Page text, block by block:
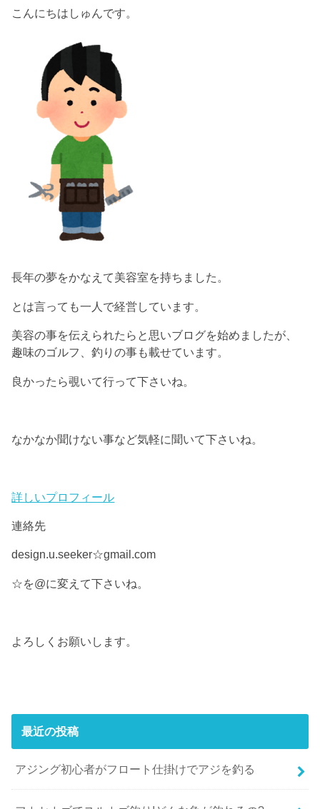
こんにちはしゅんです。
長年の夢をかなえて美容室を持ちました。
とは言っても一人で経営しています。
美容の事を伝えられたらと思いブログを始めましたが、
趣味のゴルフ、釣りの事も載せています。
良かったら覗いて行って下さいね。
なかなか聞けない事など気軽に聞いて下さいね。
詳しいプロフィール
連絡先
design.u.seeker☆gmail.com
☆を@に変えて下さいね。
よろしくお願いします。
最近の投稿
アジング初心者がフロート仕掛けでアジを釣る